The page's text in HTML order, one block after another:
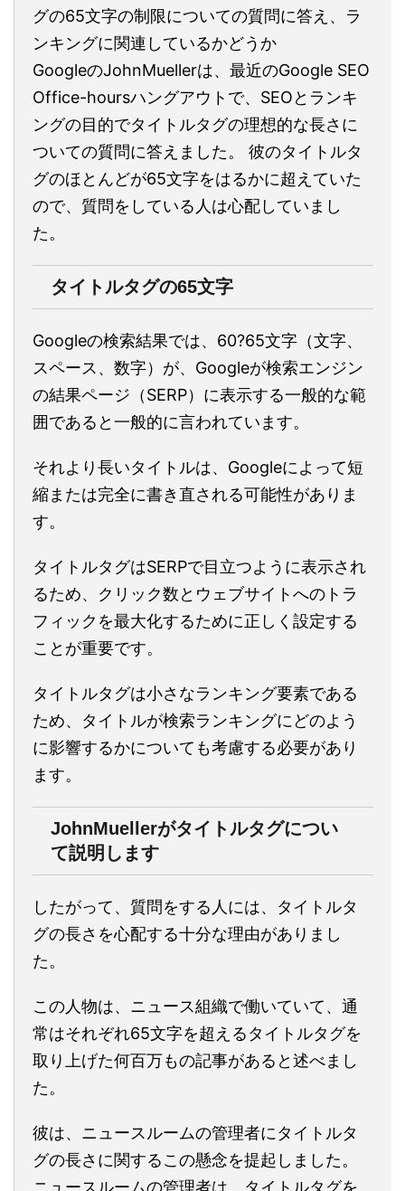
グの65文字の制限についての質問に答え、ラ
ンキングに関連しているかどうか
GoogleのJohnMuellerは、最近のGoogle SEO
Office-hoursハングアウトで、SEOとランキ
ングの目的でタイトルタグの理想的な長さに
ついての質問に答えました。 彼のタイトルタ
グのほとんどが65文字をはるかに超えていた
ので、質問をしている人は心配していまし
た。
タイトルタグの65文字
Googleの検索結果では、60?65文字（文字、
スペース、数字）が、Googleが検索エンジン
の結果ページ（SERP）に表示する一般的な範
囲であると一般的に言われています。
それより長いタイトルは、Googleによって短
縮または完全に書き直される可能性がありま
す。
タイトルタグはSERPで目立つように表示され
るため、クリック数とウェブサイトへのトラ
フィックを最大化するために正しく設定する
ことが重要です。
タイトルタグは小さなランキング要素である
ため、タイトルが検索ランキングにどのよう
に影響するかについても考慮する必要があり
ます。
JohnMuellerがタイトルタグについ
て説明します
したがって、質問をする人には、タイトルタ
グの長さを心配する十分な理由がありまし
た。
この人物は、ニュース組織で働いていて、通
常はそれぞれ65文字を超えるタイトルタグを
取り上げた何百万もの記事があると述べまし
た。
彼は、ニュースルームの管理者にタイトルタ
グの長さに関するこの懸念を提起しました。
ニュースルームの管理者は、タイトルタグを